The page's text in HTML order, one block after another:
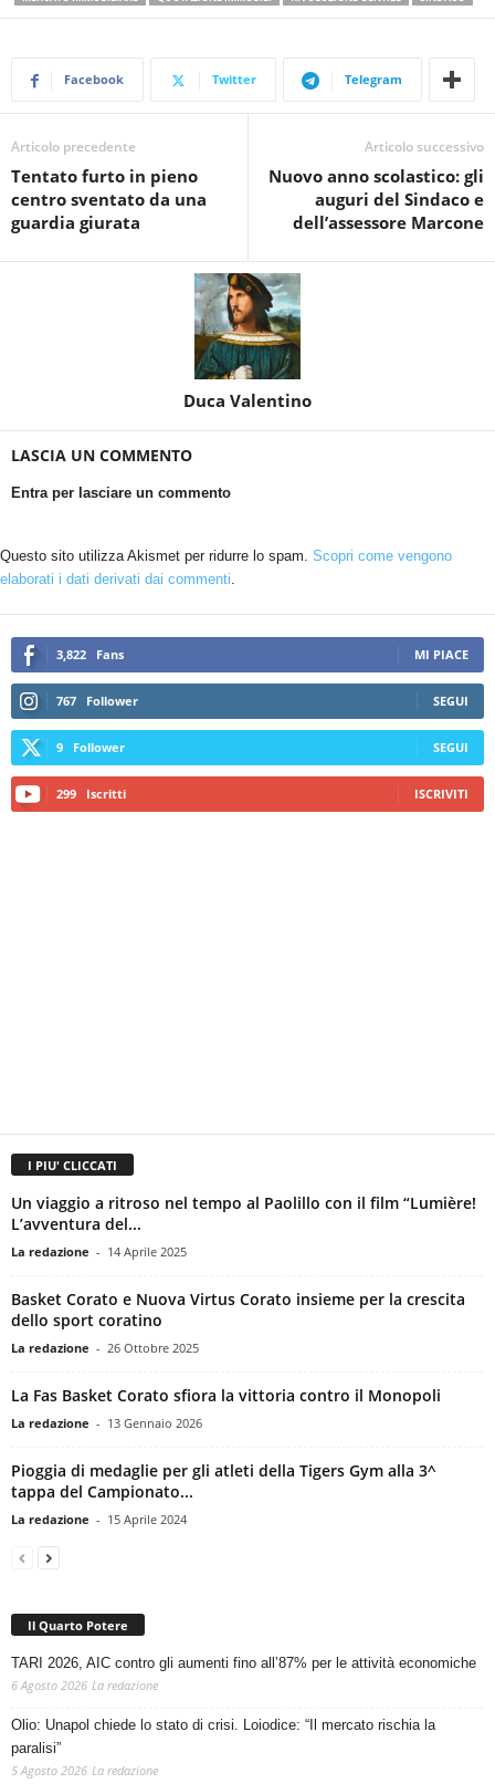
Facebook Twitter Telegram
Articolo precedente
Tentato furto in pieno
centro sventato da una
guardia giurata
Articolo successivo
Nuovo anno scolastico: gli
auguri del Sindaco e
dell’assessore Marcone
Duca Valentino
LASCIA UN COMMENTO
Entra per lasciare un commento
Questo sito utilizza Akismet per ridurre lo spam. Scopri come vengono
elaborati i dati derivati dai commenti.
3,822 Fans MI PIACE
767 Follower SEGUI
9 Follower SEGUI
299 Iscritti ISCRIVITI
I PIU' CLICCATI
Un viaggio a ritroso nel tempo al Paolillo con il film “Lumière!
L’avventura del...
La redazione - 14 Aprile 2025
Basket Corato e Nuova Virtus Corato insieme per la crescita
dello sport coratino
La redazione - 26 Ottobre 2025
La Fas Basket Corato sfiora la vittoria contro il Monopoli
La redazione - 13 Gennaio 2026
Pioggia di medaglie per gli atleti della Tigers Gym alla 3^
tappa del Campionato...
La redazione - 15 Aprile 2024
Il Quarto Potere
TARI 2026, AIC contro gli aumenti fino all’87% per le attività economiche
6 Agosto 2026 La redazione
Olio: Unapol chiede lo stato di crisi. Loiodice: “Il mercato rischia la
paralisi”
5 Agosto 2026 La redazione